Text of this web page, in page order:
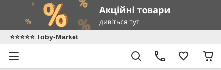
⭐️⭐️⭐️⭐️⭐️ Toby-Market